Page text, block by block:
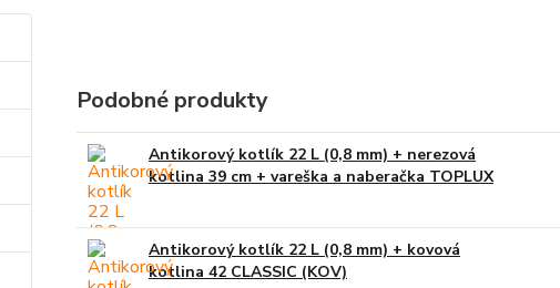
Podobné produkty
Antikorový kotlík 22 L (0,8 mm) + nerezová
kotlina 39 cm + vareška a naberačka TOPLUX
Antikorový kotlík 22 L (0,8 mm) + kovová
kotlina 42 CLASSIC (KOV)